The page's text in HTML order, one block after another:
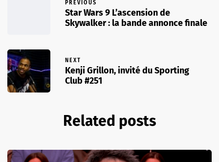
PREVIOUS
Star Wars 9 L’ascension de
Skywalker : la bande annonce finale
NEXT
Kenji Grillon, invité du Sporting
Club #251
Related posts